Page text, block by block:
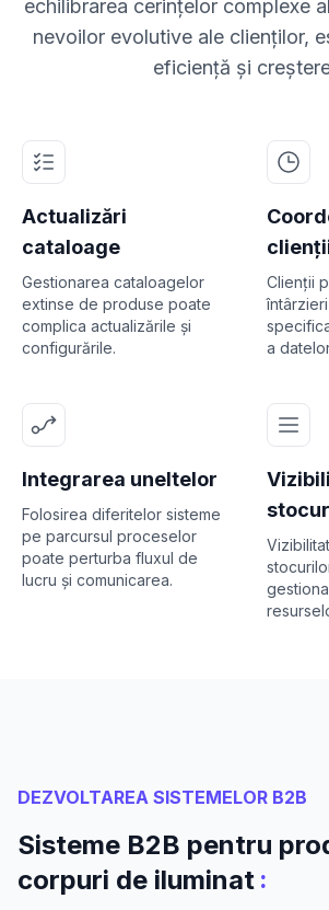
echilibrarea cerințelor complexe
nevoilor evolutive ale clienților,
eficiență și
Actualizări
cataloage
Gestionarea cataloagelor
extinse de produse poate
complica actualizările și
configurările.
Clienții
a
Integrarea uneltelor
Folosirea diferitelor sisteme
pe parcursul proceselor
poate perturba fluxul de
lucru și comunicarea.
DEZVOLTAREA SISTEMELOR B2B
Sisteme B2B pentru
corpuri de iluminat :